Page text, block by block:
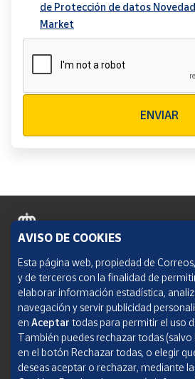
de Protección de datos
Market
ENVIAR
Política de cookies
Aviso legal
Condiciones del servicio
Política de Privacidad Web
Informe de transparencia
AVISO DE COOKIES
Esta página web, propiedad de
y de terceros con la finalidad de
elaborar información estadística,
navegación y servir publicidad
en Aceptar todas para permitir el uso
También puedes rechazar todas (salvo
en el botón Rechazar todas, o elegir
deseas aceptar o rechazar, mediante